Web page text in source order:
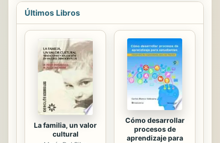
fundamentos epistemológicos y
Social sobre los cuales se
estructuran las estrategias, procesos
y procedimientos de la intervención
social en sus diversos ámbitos y
contextos sociales. La preocupación
por conocer el estado de esta
cuestión tanto en España como en
otros países...
Últimos Libros
La familia, un valor
cultural
Cómo desarrollar
procesos de
aprendizaje para